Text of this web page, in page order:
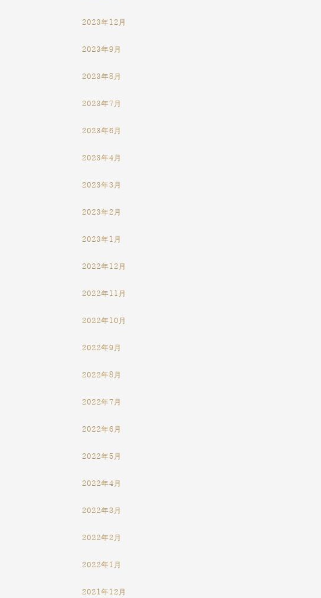
2023年12月
2023年9月
2023年8月
2023年7月
2023年6月
2023年4月
2023年3月
2023年2月
2023年1月
2022年12月
2022年11月
2022年10月
2022年9月
2022年8月
2022年7月
2022年6月
2022年5月
2022年4月
2022年3月
2022年2月
2022年1月
2021年12月